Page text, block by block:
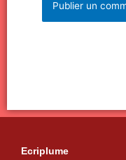
Ecriplume